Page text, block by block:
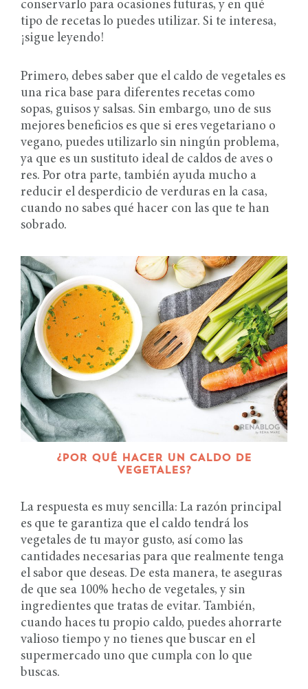
conservarlo para ocasiones futuras, y en qué
tipo de recetas lo puedes utilizar. Si te interesa,
¡sigue leyendo!
Primero, debes saber que el caldo de vegetales es
una rica base para diferentes recetas como
sopas, guisos y salsas. Sin embargo, uno de sus
mejores beneficios es que si eres vegetariano o
vegano, puedes utilizarlo sin ningún problema,
ya que es un sustituto ideal de caldos de aves o
res. Por otra parte, también ayuda mucho a
reducir el desperdicio de verduras en la casa,
cuando no sabes qué hacer con las que te han
sobrado.
¿POR QUÉ HACER UN CALDO DE
VEGETALES?
La respuesta es muy sencilla: La razón principal
es que te garantiza que el caldo tendrá los
vegetales de tu mayor gusto, así como las
cantidades necesarias para que realmente tenga
el sabor que deseas. De esta manera, te aseguras
de que sea 100% hecho de vegetales, y sin
ingredientes que tratas de evitar. También,
cuando haces tu propio caldo, puedes ahorrarte
valioso tiempo y no tienes que buscar en el
supermercado uno que cumpla con lo que
buscas.